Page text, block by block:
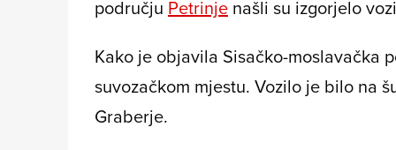
području Petrinje našli su izgorjelo
Kako je objavila Sisačko-moslavačka
suvozačkom mjestu. Vozilo je bilo na
Graberje.